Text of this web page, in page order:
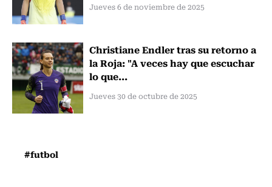
Jueves 6 de noviembre de 2025
Christiane Endler tras su retorno a
la Roja: "A veces hay que escuchar
lo que...
Jueves 30 de octubre de 2025
#futbol